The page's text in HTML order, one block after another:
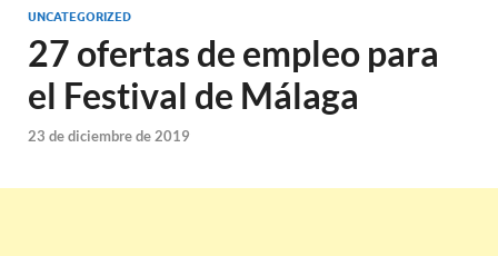
UNCATEGORIZED
27 ofertas de empleo para
el Festival de Málaga
23 de diciembre de 2019